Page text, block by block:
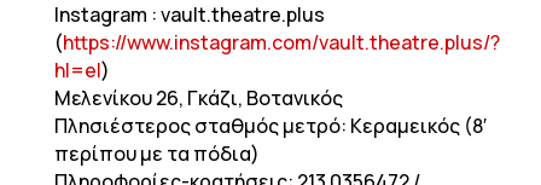
Instagram : vault.theatre.plus
(https://www.instagram.com/vault.theatre.plus/?
hl=el)
Μελενίκου 26, Γκάζι, Βοτανικός
Πλησιέστερος σταθμός μετρό: Κεραμεικός (8′
περίπου με τα πόδια)